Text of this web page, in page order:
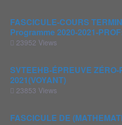
FASCICULE-COURS
Programme 2020-2021-
23952 Views
SVTEEHB-ÉPREUVE
2021(VOYANT)
23853 Views
FASCICULE DE